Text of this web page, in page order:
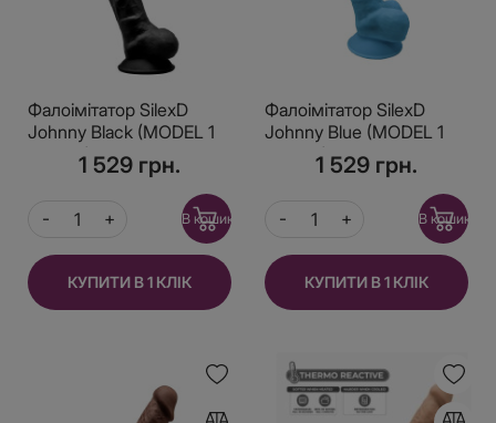
Фалоімітатор SilexD
Johnny Black (MODEL 1
size 7in), двошаровий,
силікон + Silexpan,
1 529 грн.
В кошик
КУПИТИ В 1 КЛІК
Фалоімітатор SilexD
Johnny Blue (MODEL 1
size 7in), двошаровий,
силікон+Silexpan,
1 529 грн.
В кошик
КУПИТИ В 1 КЛІК